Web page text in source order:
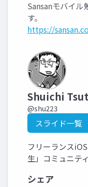
Sansanモバイ
す。
https://
Shuichi
@shu223
スライド一覧
フリーランス
生」コミュニテ
シェア